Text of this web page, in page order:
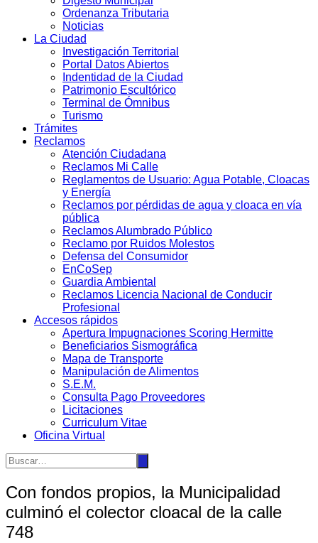
Ordenanza Tributaria
Noticias
La Ciudad
Investigación Territorial
Portal Datos Abiertos
Indentidad de la Ciudad
Patrimonio Escultórico
Terminal de Ómnibus
Turismo
Trámites
Reclamos
Atención Ciudadana
Reclamos Mi Calle
Reglamentos de Usuario: Agua Potable, Cloacas
y Energía
Reclamos por pérdidas de agua y cloaca en vía
pública
Reclamos Alumbrado Público
Reclamo por Ruidos Molestos
Defensa del Consumidor
EnCoSep
Guardia Ambiental
Reclamos Licencia Nacional de Conducir
Profesional
Accesos rápidos
Apertura Impugnaciones Scoring Hermitte
Beneficiarios Sismográfica
Mapa de Transporte
Manipulación de Alimentos
S.E.M.
Consulta Pago Proveedores
Licitaciones
Curriculum Vitae
Oficina Virtual
Con fondos propios, la Municipalidad
culminó el colector cloacal de la calle
748